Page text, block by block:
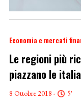
Economia e mercati
Le regioni più
piazzano le
8 Ottobre 2018 - 5'